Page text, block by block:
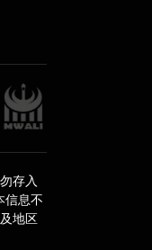
存入
信息不
地区